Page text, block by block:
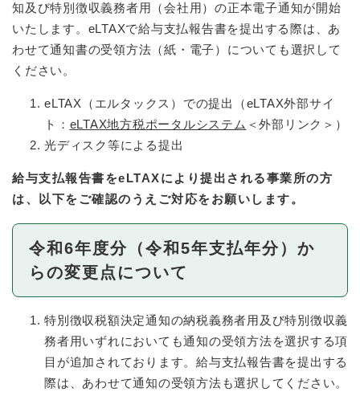
知及び特別徴収義務者用（会社用）の正本電子通知が開始
いたします。eLTAXで給与支払報告書を提出する際は、あ
わせて通知書の受領方法（紙・電子）についても選択して
ください。
eLTAX（エルタックス）での提出（eLTAX外部サイ
ト： eLTAX地方税ポータルシステム ＜外部リンク＞ ）
光ディスク等による提出
給与支払報告書をeLTAXにより提出される事業所の方
は、以下をご確認のうえご対応をお願いします。
令和6年度分（令和5年支払年分）か
らの変更点について
特別徴収税額決定通知の納税義務者用及び特別徴収義
務者用いずれにおいても通知の受領方法を選択する項
目が追加されております。給与支払報告書を提出する
際は、あわせて通知の受領方法も選択してください。